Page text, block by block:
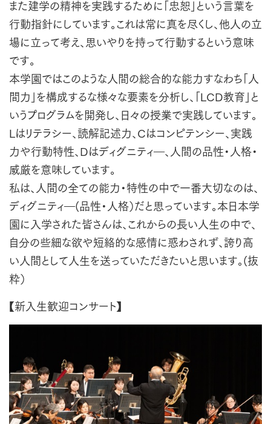
また建学の精神を実践するために「忠恕」という言葉を
行動指針にしています。これは常に真を尽くし、他人の立
場に立って考え、思いやりを持って行動するという意味
です。
本学園ではこのような人間の総合的な能力すなわち「人
間力」を構成するな様々な要素を分析し、「LCD教育」と
いうプログラムを開発し、日々の授業で実践しています。
Lはリテラシー、読解記述力、Cはコンピテンシー、実践
力や行動特性、Dはディグニティ―、人間の品性・人格・
威厳を意味しています。
私は、人間の全ての能力・特性の中で一番大切なのは、
ディグニティ―(品性・人格）だと思っています。本日本学
園に入学された皆さんは、これからの長い人生の中で、
自分の些細な欲や短絡的な感情に惑わされず、誇り高
い人間として人生を送っていただきたいと思います。(抜
粋）
【新入生歓迎コンサート】